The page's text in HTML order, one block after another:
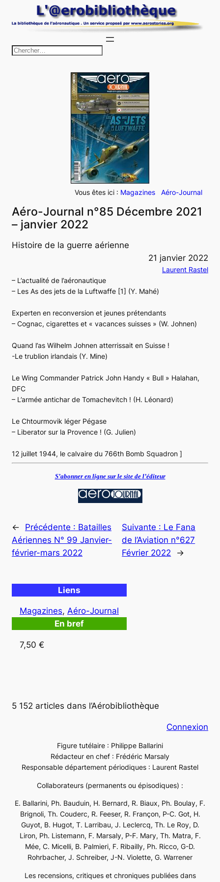
au
c
h
e
r
c
h
e
r
Vous êtes ici : Magazines Aéro-Journal
Aéro-Journal n°85 Décembre 2021
– janvier 2022
Histoire de la guerre aérienne
21 janvier 2022
Laurent Rastel
– L’actualité de l’aéronautique
– Les As des jets de la Luftwaffe [1] (Y. Mahé)
Experten en reconversion et jeunes prétendants
– Cognac, cigarettes et « vacances suisses » (W. Johnen)
Quand l’as Wilhelm Johnen atterrissait en Suisse !
-Le trublion irlandais (Y. Mine)
Le Wing Commander Patrick John Handy « Bull » Halahan,
DFC
– L’armée antichar de Tomachevitch ! (H. Léonard)
Le Chtourmovik léger Pégase
– Liberator sur la Provence ! (G. Julien)
12 juillet 1944, le calvaire du 766th Bomb Squadron ]
S’abonner en ligne sur le site de l’éditeur
← Précédente : Batailles
Aériennes N° 99 Janvier-
février-mars 2022
Suivante : Le Fana
de l’Aviation n°627
Février 2022
→
Liens
Magazines, Aéro-Journal
En bref
7,50 €
5 152 articles dans l’Aérobibliothèque
Connexion
Figure tutélaire : Philippe Ballarini
Rédacteur en chef : Frédéric Marsaly
Responsable département périodiques : Laurent Rastel
Collaborateurs (permanents ou épisodiques) :
E. Ballarini, Ph. Bauduin, H. Bernard, R. Biaux, Ph. Boulay, F.
Brignoli, Th. Couderc, R. Feeser, R. Françon, P-C. Got, H.
Guyot, B. Hugot, T. Larribau, J. Leclercq, Th. Le Roy, D.
Liron, Ph. Listemann, F. Marsaly, P-F. Mary, Th. Matra, F.
Mée, C. Micelli, B. Palmieri, F. Ribailly, Ph. Ricco, G-D.
Rohrbacher, J. Schreiber, J-N. Violette, G. Warrener
Les recensions, critiques et chroniques publiées dans